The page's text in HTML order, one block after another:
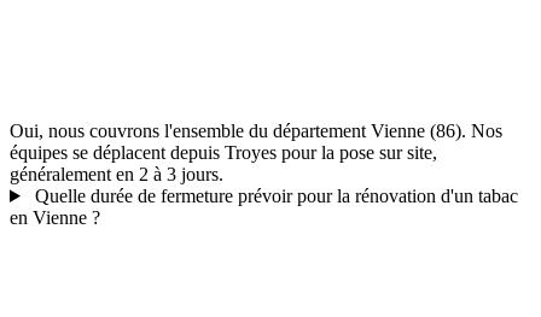
Oui, nous couvrons l'ensemble du département Vienne (86). Nos
équipes se déplacent depuis Troyes pour la pose sur site,
généralement en 2 à 3 jours.
Quelle durée de fermeture prévoir pour la rénovation d'un tabac
en Vienne ?